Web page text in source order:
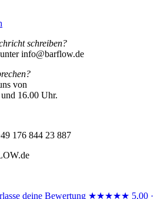
schreiben?
info@barflow.de
von
16.00 Uhr.
176 844 23 887
deine Bewertung ★★★★★ 5,00 ·